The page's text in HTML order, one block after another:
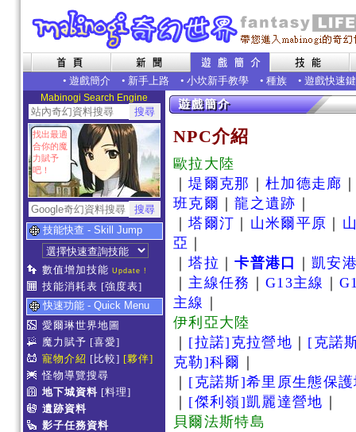
• 遊戲簡介 • 新手上路 • 小坎新手教學 • 種族 • 遊戲快速鍵
Mabinogi Search Engine
找出最適
合你的魔
力賦予
吧！
技能快查 - Skill Jump
數值增加技能 Update !
技能消耗表 [強度表]
快速功能 - Quick Menu
愛爾琳世界地圖
魔力賦予 [喜愛]
寵物介紹 [比較] [夥伴]
怪物導覽搜尋
地下城資料 [料理]
遺跡資料
影子任務資料
NPC介紹
歐拉大陸
｜堤爾克那 ｜杜加德走廊
班克爾 ｜龍之遺跡
｜塔爾汀 山米爾平原
亞
｜塔拉 ｜卡普港口 ｜凱安
主線任務 ｜G13主線 ｜
主線
伊利亞大陸
[拉諾]克拉營地
[克諾
克勒]科爾
[克諾斯]希里原生態保
[傑利嶺]凱麗達營地
貝爾法斯特島